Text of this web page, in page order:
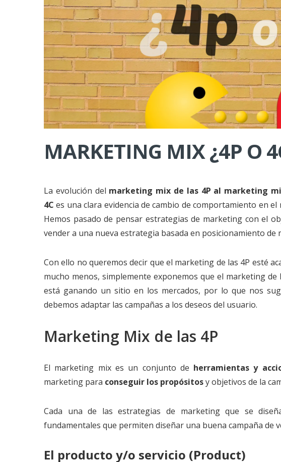
MARKETING MIX ¿4P O
La evolución del marketing mix de las 4P al marketing
4C es una clara evidencia de cambio de comportamiento en el
Hemos pasado de pensar estrategias de marketing con el
vender a una nueva estrategia basada en posicionamiento de
Con ello no queremos decir que el marketing de las 4P esté
mucho menos, simplemente exponemos que el marketing de
está ganando un sitio en los mercados, por lo que nos
debemos adaptar las campañas a los deseos del usuario.
Marketing Mix de las 4P
El marketing mix es un conjunto de herramientas y
marketing para conseguir los propósitosy objetivos de la
Cada una de las estrategias de marketing que se
fundamentales que permiten diseñar una buena campaña de
El producto y/o servicio (Product)